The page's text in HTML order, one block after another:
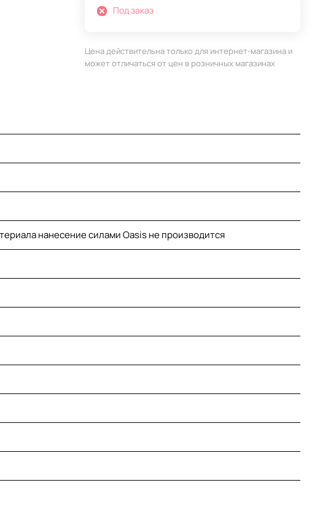
Под заказ
Цена действительна только для интернет-магазина и
может отличаться от цен в розничных магазинах
нанесение силами Oasis не производится